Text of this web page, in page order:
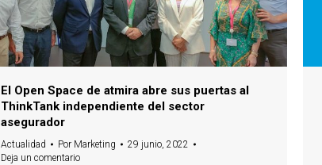
El Open Space de atmira abre sus puertas al
ThinkTank independiente del sector
asegurador
Actualidad Por Marketing
29 junio, 2022
Deja un comentario